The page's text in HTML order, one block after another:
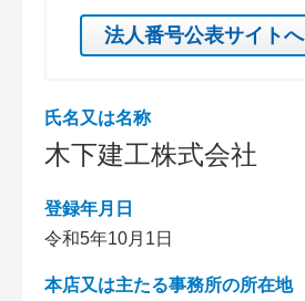
法人番号公表サイトへ
氏名又は名称
木下建工株式会社
登録年月日
令和5年10月1日
本店又は主たる事務所の所在地